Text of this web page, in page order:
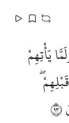
يَأْتِهِمْ
٣٩